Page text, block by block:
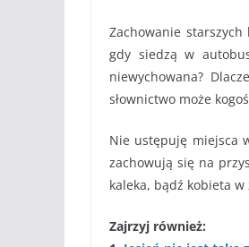
Zachowanie
gdy siedzą w
niewychowana?
słownictwo może
Nie ustępuję miejsca
zachowują się na
kaleka, bądź kobieta
Zajrzyj również: